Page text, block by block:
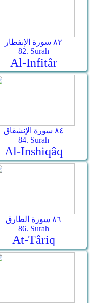
٨٢ سورة الإنفطار
82. Surah
Al-Infitâr
٨٤ سورة الإنشقاق
84. Surah
Al-Inshiqâq
٨٦ سورة الطارق
86. Surah
At-Târiq